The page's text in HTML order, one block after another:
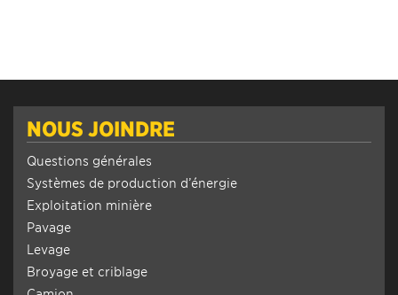
NOUS JOINDRE
Questions générales
Systèmes de production d’énergie
Exploitation minière
Pavage
Levage
Broyage et criblage